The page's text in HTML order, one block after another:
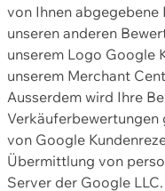
von Ihnen
unseren anderen
unserem Logo Google
unserem Merchant
Ausserdem wird Ihre
Verkäuferbewertungen
von Google
Übermittlung von
Server der Google